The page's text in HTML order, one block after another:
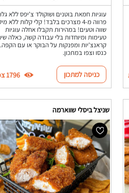
עוגיות חמאת בוטנים ושוקולד צ'יפס ללא
פרווה מ-4 מצרכים בלבד! קלי קלות ללא
שווה וטעים! במהירות תקבלו אחלה עוגיות
טעימות ומיוחדות בלי עבודה קשה, כאלה
קראנצ'יות ומפנקות על הבוקר או עם הקפה.
כנסו וצפו במתכון.
כניסה למתכון 1796 צפיות
שניצל ביסלי שווארמה